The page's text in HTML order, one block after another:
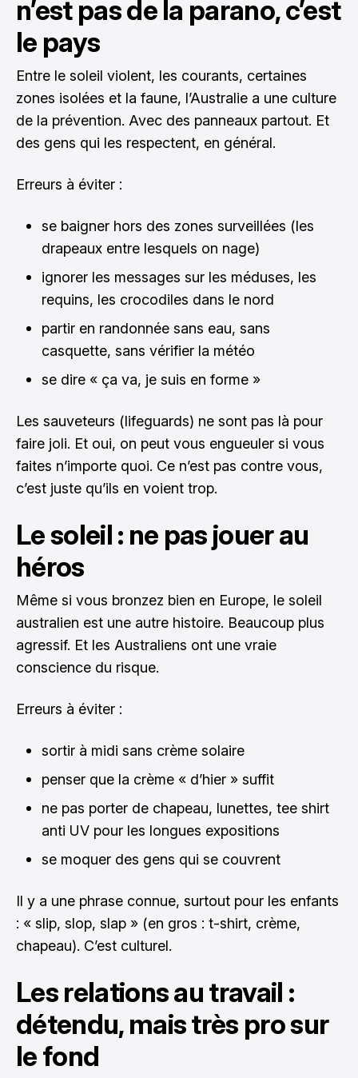
n’est pas de la parano, c’est
le pays
Entre le soleil violent, les courants, certaines
zones isolées et la faune, l’Australie a une culture
de la prévention. Avec des panneaux partout. Et
des gens qui les respectent, en général.
Erreurs à éviter :
se baigner hors des zones surveillées (les
drapeaux entre lesquels on nage)
ignorer les messages sur les méduses, les
requins, les crocodiles dans le nord
partir en randonnée sans eau, sans
casquette, sans vérifier la météo
se dire « ça va, je suis en forme »
Les sauveteurs (lifeguards) ne sont pas là pour
faire joli. Et oui, on peut vous engueuler si vous
faites n’importe quoi. Ce n’est pas contre vous,
c’est juste qu’ils en voient trop.
Le soleil : ne pas jouer au
héros
Même si vous bronzez bien en Europe, le soleil
australien est une autre histoire. Beaucoup plus
agressif. Et les Australiens ont une vraie
conscience du risque.
Erreurs à éviter :
sortir à midi sans crème solaire
penser que la crème « d’hier » suffit
ne pas porter de chapeau, lunettes, tee shirt
anti UV pour les longues expositions
se moquer des gens qui se couvrent
Il y a une phrase connue, surtout pour les enfants
: « slip, slop, slap » (en gros : t-shirt, crème,
chapeau). C’est culturel.
Les relations au travail :
détendu, mais très pro sur
le fond